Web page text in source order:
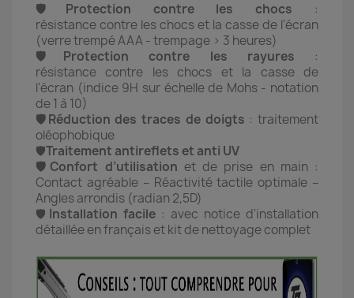
🛡️Protection contre les chocs :
résistance contre les chocs et la casse de l'écran
(verre trempé AAA - trempage > 3 heures)
🛡️Protection contre les rayures :
résistance contre les chocs et la casse de
l'écran (indice 9H sur échelle de Mohs - notation
de 1 à 10)
🛡️Réduction des traces de doigts : traitement
oléophobique
🛡️Traitement antireflets et anti UV
🛡️Confort d’utilisation et de prise en main :
Contact agréable – Réactivité tactile optimale –
Angles arrondis (radian 2,5D)
🛡️ Installation facile : avec notice d'installation
détaillée en français et kit de nettoyage complet